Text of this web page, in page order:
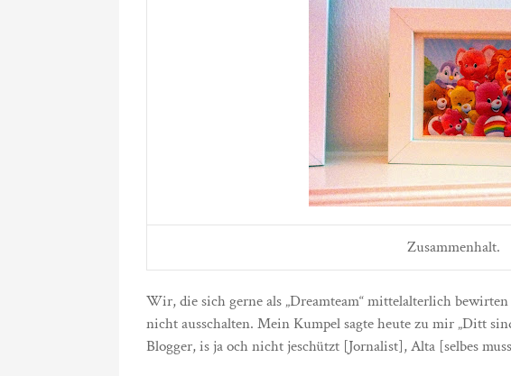
Zusammenhalt.
Wir, die sich gerne als „Dreamteam“ mittelalterlich
nicht ausschalten. Mein Kumpel sagte heute zu mir „Ditt
Blogger, is ja och nicht jeschützt [Jornalist], Alta [selbes